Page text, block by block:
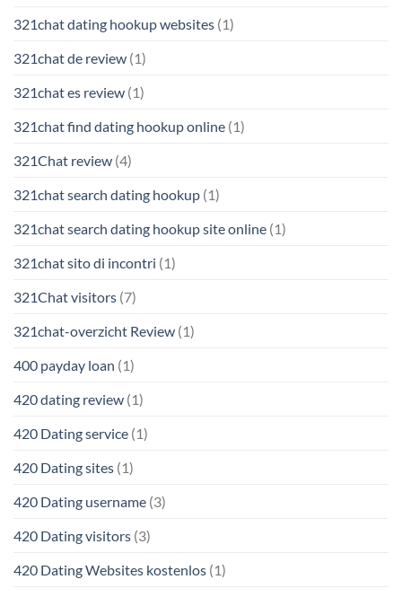
321chat dating hookup websites (1)
321chat de review (1)
321chat es review (1)
321chat find dating hookup online (1)
321Chat review (4)
321chat search dating hookup (1)
321chat search dating hookup site online (1)
321chat sito di incontri (1)
321Chat visitors (7)
321chat-overzicht Review (1)
400 payday loan (1)
420 dating review (1)
420 Dating service (1)
420 Dating sites (1)
420 Dating username (3)
420 Dating visitors (3)
420 Dating Websites kostenlos (1)